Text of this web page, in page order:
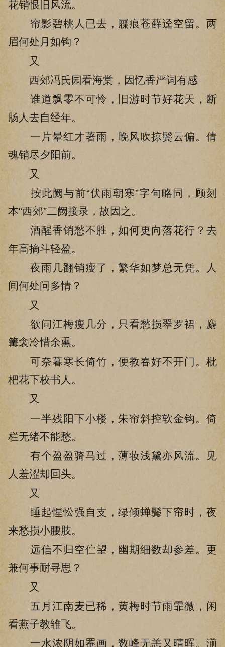
花销恨旧风流。
帘影碧桃人已去，屧痕苍藓迳空留。两
眉何处月如钩？
又
西郊冯氏园看海棠，因忆香严词有感
谁道飘零不可怜，旧游时节好花天，断
肠人去自经年。
一片晕红才著雨，晚风吹掠鬓云偏。倩
魂销尽夕阳前。
又
按此阙与前“伏雨朝寒”字句略同，顾刻
本“西郊”二阙接录，故因之。
酒醒香销愁不胜，如何更向落花行？去
年高摘斗轻盈。
夜雨几翻销瘦了，繁华如梦总无凭。人
间何处问多情？
又
欲问江梅瘦几分，只看愁损翠罗裙，麝
篝衾冷惜余熏。
可奈暮寒长倚竹，便教春好不开门。枇
杷花下校书人。
又
一半残阳下小楼，朱帘斜控软金钩。倚
栏无绪不能愁。
有个盈盈骑马过，薄妆浅黛亦风流。见
人羞涩却回头。
又
睡起惺忪强自支，绿倾蝉鬓下帘时，夜
来愁损小腰肢。
远信不归空伫望，幽期细数却参差。更
兼何事耐寻思？
又
五月江南麦已稀，黄梅时节雨霏微，闲
看燕子教雏飞。
一水浓阴如罨画，数峰无恙又晴晖。湔